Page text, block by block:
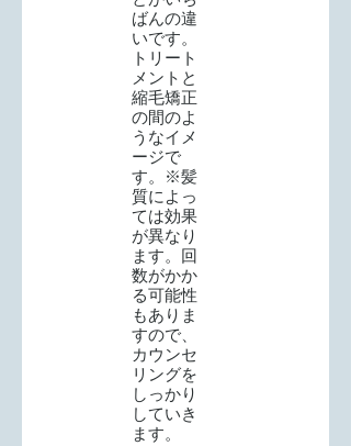
ばんの違
いです。
トリート
メントと
縮毛矯正
の間のよ
うなイメ
ージで
す。※髪
質によっ
ては効果
が異なり
ます。回
数がかか
る可能性
もありま
すので、
カウンセ
リングを
しっかり
していき
ます。